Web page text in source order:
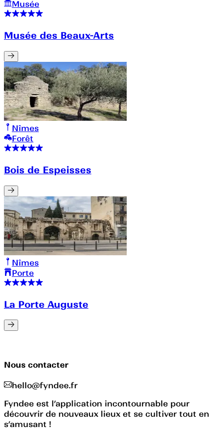
Musée
Musée des Beaux-Arts
Nîmes
Forêt
Bois de Espeisses
Nîmes
Porte
La Porte Auguste
Nous contacter
hello@fyndee.fr
Fyndee est l’application incontournable pour
découvrir de nouveaux lieux et se cultiver tout en
s’amusant !